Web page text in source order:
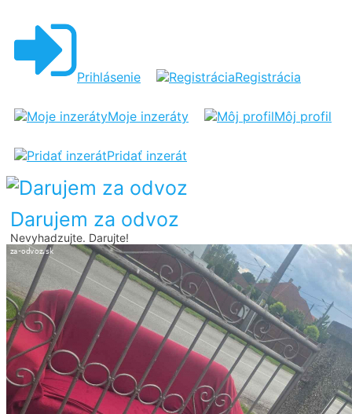
Prihlásenie Registrácia
Moje inzeráty Môj profil
Pridať inzerát
Darujem za odvoz
Nevyhadzujte. Darujte!
ODVOZ
SUPRAVU